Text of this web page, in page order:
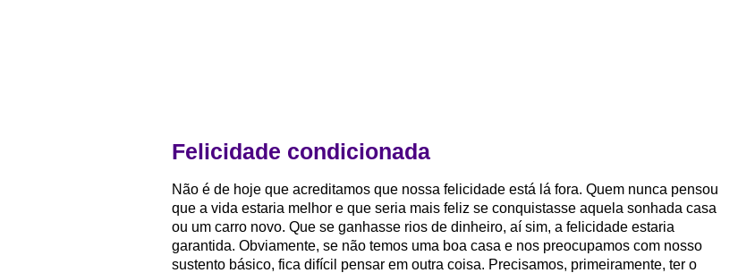
Felicidade condicionada
Não é de hoje que acreditamos que nossa felicidade está lá fora. Quem nunca pensou
que a vida estaria melhor e que seria mais feliz se conquistasse aquela sonhada casa
ou um carro novo. Que se ganhasse rios de dinheiro, aí sim, a felicidade estaria
garantida. Obviamente, se não temos uma boa casa e nos preocupamos com nosso
sustento básico, fica difícil pensar em outra coisa. Precisamos, primeiramente, ter o